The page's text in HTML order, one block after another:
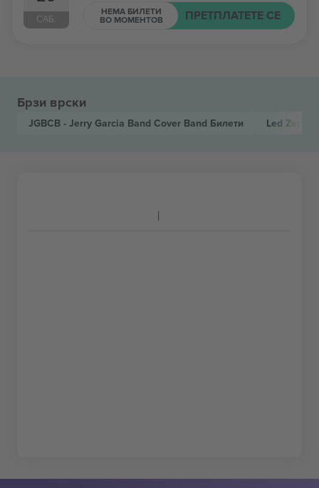
САБ.
НЕМА БИЛЕТИ
ВО МОМЕНТОВ ПРЕТПЛАТЕТЕ СЕ
Брзи врски
JGBCB - Jerry Garcia Band Cover Band Билети Led